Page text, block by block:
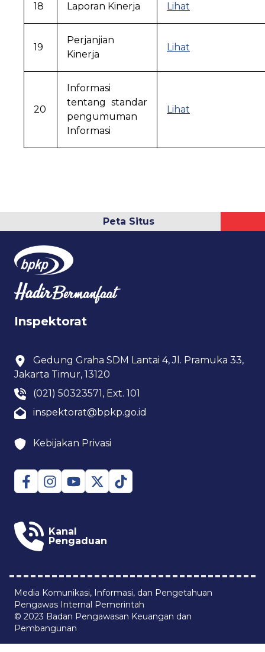
18 Laporan Kinerja Lihat
19
Perjanjian
Kinerja
Lihat
20
Informasi
tentang standar
pengumuman
Informasi
Lihat
Peta Situs
Inspektorat
Gedung Graha SDM Lantai 4, Jl. Pramuka 33,
Jakarta Timur, 13120
(021) 50323571, Ext. 101
inspektorat@bpkp.go.id
Kebijakan Privasi
Kanal
Pengaduan
Media Komunikasi, Informasi, dan Pengetahuan
Pengawas Internal Pemerintah
© 2023 Badan Pengawasan Keuangan dan
Pembangunan